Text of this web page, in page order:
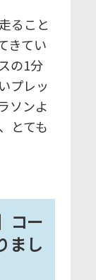
ること
きてい
の1分
プレッ
ソンよ
とても
コー
まし